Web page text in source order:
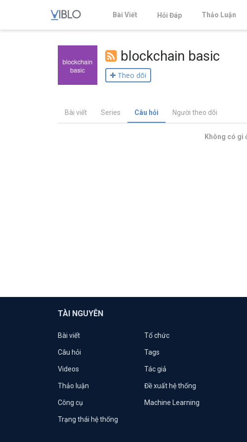
Bài Viết Hỏi Đáp Thảo Luận
blockchain basic
Theo dõi
Bài viết Series Câu hỏi Người theo dõi
Không có gì
TÀI NGUYÊN
Bài viết Tổ chức
Câu hỏi Tags
Videos Tác giả
Thảo luận Đề xuất hệ thống
Công cụ Machine Learning
Trạng thái hệ thống